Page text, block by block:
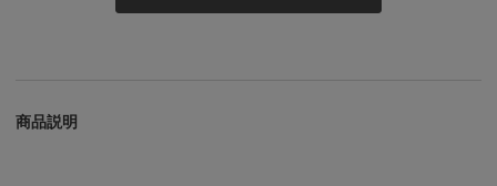
商品説明